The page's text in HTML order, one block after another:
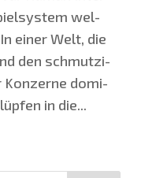
wel­
einer Welt, die
den schmut­zi­
Kon­zer­ne domi­
in die...